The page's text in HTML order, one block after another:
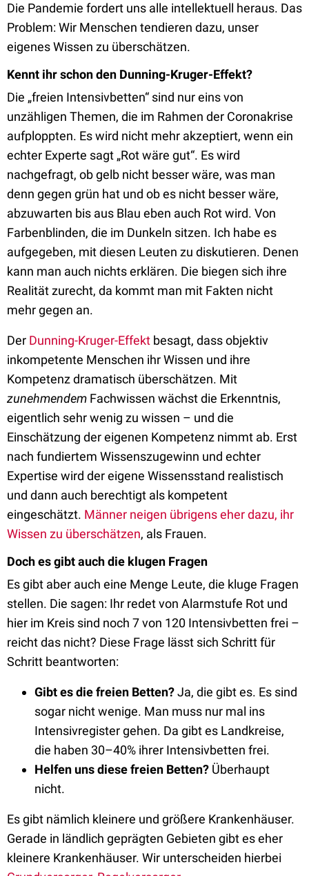
Die Pandemie fordert uns alle intellektuell heraus. Das
Problem: Wir Menschen tendieren dazu, unser
eigenes Wissen zu überschätzen.
Kennt ihr schon den Dunning-Kruger-Effekt?
Die „freien Intensivbetten“ sind nur eins von
unzähligen Themen, die im Rahmen der Coronakrise
aufploppten. Es wird nicht mehr akzeptiert, wenn ein
echter Experte sagt „Rot wäre gut“. Es wird
nachgefragt, ob gelb nicht besser wäre, was man
denn gegen grün hat und ob es nicht besser wäre,
abzuwarten bis aus Blau eben auch Rot wird. Von
Farbenblinden, die im Dunkeln sitzen. Ich habe es
aufgegeben, mit diesen Leuten zu diskutieren. Denen
kann man auch nichts erklären. Die biegen sich ihre
Realität zurecht, da kommt man mit Fakten nicht
mehr gegen an.
Der Dunning-Kruger-Effekt besagt, dass objektiv
inkompetente Menschen ihr Wissen und ihre
Kompetenz dramatisch überschätzen. Mit
zunehmendem Fachwissen wächst die Erkenntnis,
eigentlich sehr wenig zu wissen – und die
Einschätzung der eigenen Kompetenz nimmt ab. Erst
nach fundiertem Wissenszugewinn und echter
Expertise wird der eigene Wissensstand realistisch
und dann auch berechtigt als kompetent
eingeschätzt. Männer neigen übrigens eher dazu, ihr
Wissen zu überschätzen, als Frauen.
Doch es gibt auch die klugen Fragen
Es gibt aber auch eine Menge Leute, die kluge Fragen
stellen. Die sagen: Ihr redet von Alarmstufe Rot und
hier im Kreis sind noch 7 von 120 Intensivbetten frei –
reicht das nicht? Diese Frage lässt sich Schritt für
Schritt beantworten:
Gibt es die freien Betten?Ja, die gibt es. Es sind
sogar nicht wenige. Man muss nur mal ins
Intensivregister gehen. Da gibt es Landkreise,
die haben 30–40% ihrer Intensivbetten frei.
Helfen uns diese freien Betten? Überhaupt
nicht.
Es gibt nämlich kleinere und größere Krankenhäuser.
Gerade in ländlich geprägten Gebieten gibt es eher
kleinere Krankenhäuser. Wir unterscheiden hierbei